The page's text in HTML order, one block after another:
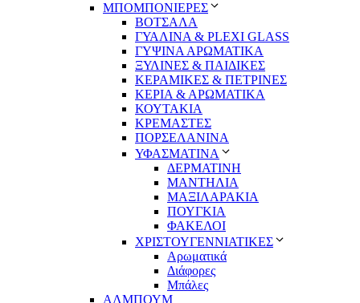
ΜΠΟΜΠΟΝΙΕΡΕΣ
ΒΟΤΣΑΛΑ
ΓΥΑΛΙΝΑ & PLEXI GLASS
ΓΥΨΙΝΑ ΑΡΩΜΑΤΙΚΑ
ΞΥΛΙΝΕΣ & ΠΑΙΔΙΚΕΣ
ΚΕΡΑΜΙΚΕΣ & ΠΕΤΡΙΝΕΣ
ΚΕΡΙΑ & ΑΡΩΜΑΤΙΚΑ
ΚΟΥΤΑΚΙΑ
ΚΡΕΜΑΣΤΕΣ
ΠΟΡΣΕΛΑΝΙΝΑ
ΥΦΑΣΜΑΤΙΝA
ΔΕΡΜΑΤΙΝΗ
ΜΑΝΤΗΛΙΑ
ΜΑΞΙΛΑΡΑΚΙΑ
ΠΟΥΓΚΙΑ
ΦΑΚΕΛΟΙ
ΧΡΙΣΤΟΥΓΕΝΝΙΑΤΙΚΕΣ
Αρωματικά
Διάφορες
Μπάλες
ΑΛΜΠΟΥΜ